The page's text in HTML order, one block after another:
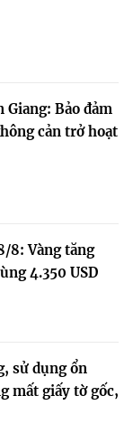
Giang: Bảo đảm
cản trở hoạt
8: Vàng tăng
4.350 USD
sử dụng ổn
mất giấy tờ gốc,